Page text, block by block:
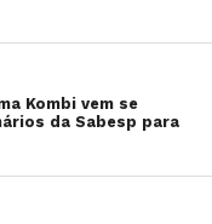
Kombi vem se
da Sabesp para